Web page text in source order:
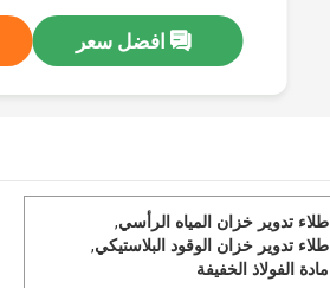
افضل سعر
طلاء تدوير خزان المياه الرأسي,
طلاء تدوير خزان الوقود البلاستيكي,
مادة الفولاذ الخفيفة